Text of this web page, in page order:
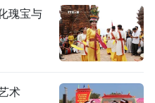
瑰宝与
术